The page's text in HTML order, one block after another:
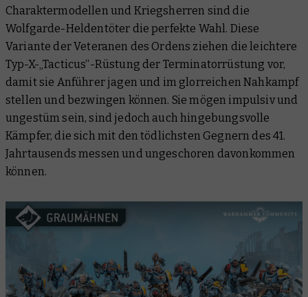
Charaktermodellen und Kriegsherren sind die
Wolfgarde-Heldentöter die perfekte Wahl. Diese
Variante der Veteranen des Ordens ziehen die leichtere
Typ-X-„Tacticus“-Rüstung der Terminatorrüstung vor,
damit sie Anführer jagen und im glorreichen Nahkampf
stellen und bezwingen können. Sie mögen impulsiv und
ungestüm sein, sind jedoch auch hingebungsvolle
Kämpfer, die sich mit den tödlichsten Gegnern des 41.
Jahrtausends messen und ungeschoren davonkommen
können.